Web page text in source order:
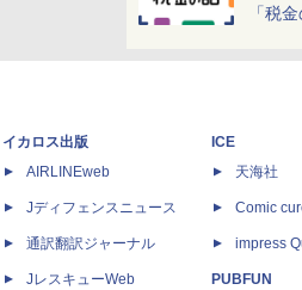
「税
イカロス出版
AIRLINEweb
Jディフェンスニュース
通訳翻訳ジャーナル
JレスキューWeb
ICE
天海社
Comic
impress
PUBFUN